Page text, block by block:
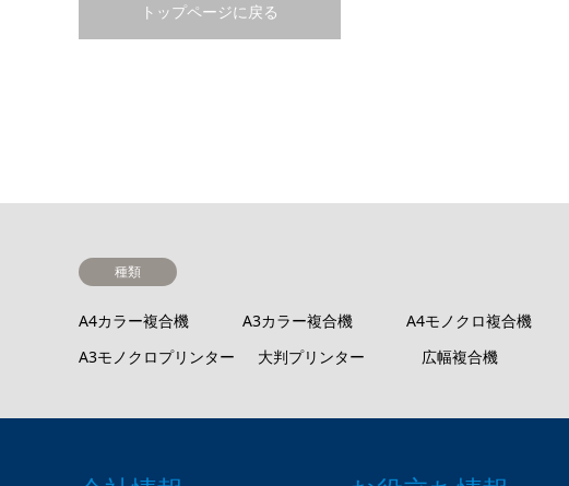
トップページに戻る
種類
A4カラー複合機 A3カラー複合機 A4モノクロ複合機
A3モノクロプリンター
大判プリンター 広幅複合機